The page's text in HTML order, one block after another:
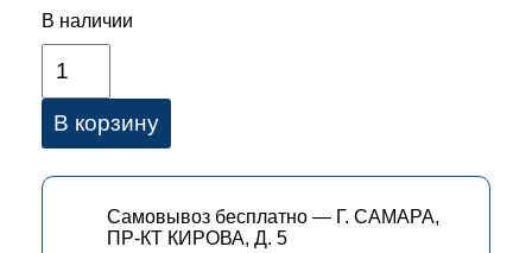
В наличии
В корзину
Самовывоз бесплатно — Г. САМАРА,
ПР-КТ КИРОВА, Д. 5